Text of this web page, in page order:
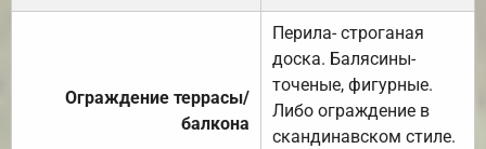
Ограждение террасы/
балкона
Перила- строганая
доска. Балясины-
точеные, фигурные.
Либо ограждение в
скандинавском стиле.